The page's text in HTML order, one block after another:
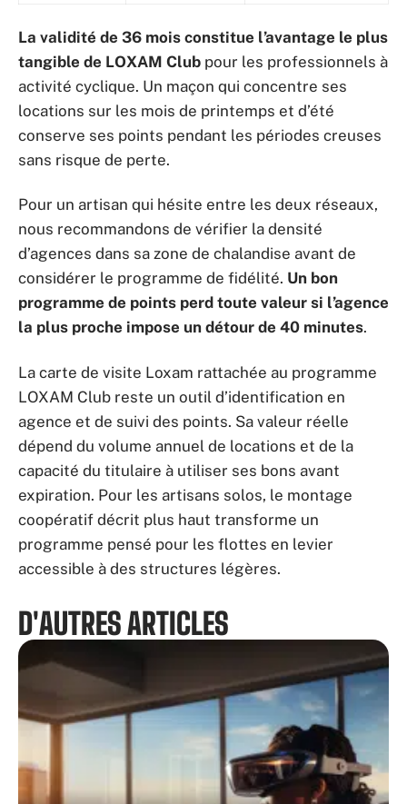
La validité de 36 mois constitue l’avantage le plus
tangible de LOXAM Club pour les professionnels à
activité cyclique. Un maçon qui concentre ses
locations sur les mois de printemps et d’été
conserve ses points pendant les périodes creuses
sans risque de perte.
Pour un artisan qui hésite entre les deux réseaux,
nous recommandons de vérifier la densité
d’agences dans sa zone de chalandise avant de
considérer le programme de fidélité. Un bon
programme de points perd toute valeur si l’agence
la plus proche impose un détour de 40 minutes.
La carte de visite Loxam rattachée au programme
LOXAM Club reste un outil d’identification en
agence et de suivi des points. Sa valeur réelle
dépend du volume annuel de locations et de la
capacité du titulaire à utiliser ses bons avant
expiration. Pour les artisans solos, le montage
coopératif décrit plus haut transforme un
programme pensé pour les flottes en levier
accessible à des structures légères.
D'AUTRES ARTICLES